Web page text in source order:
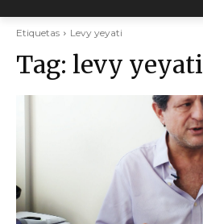
Etiquetas Levy yeyati
Tag: levy yeyati